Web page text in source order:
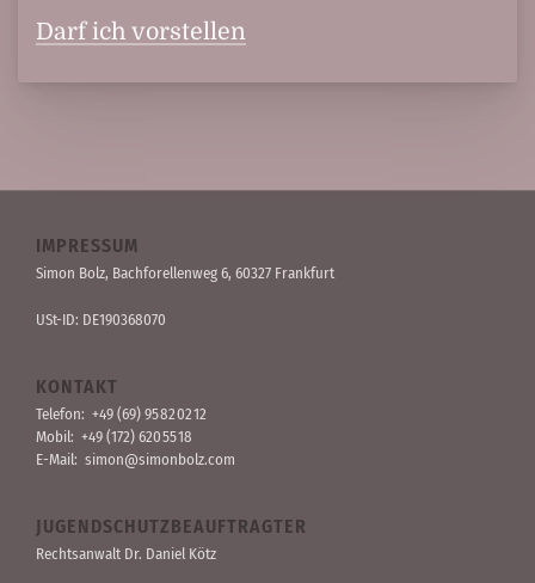
Darf ich vorstellen
IMPRESSUM
Simon Bolz, Bachforellen­weg 6, 60327 Frankfurt
USt-ID: DE190368070
KONTAKT
Telefon: +49 (69) 95 82 02 12
Mobil: +49 (172) 620 55 18
E-Mail: simon@simonbolz.com
JUGENDSCHUTZBEAUFTRAGTER
Rechts­anwalt Dr. Daniel Kötz